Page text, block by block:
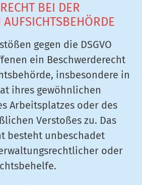
BEI DER
gegen die DSGVO
ein Beschwerderecht
insbesondere in
ihres gewöhnlichen
Arbeitsplatzes oder des
Verstoßes zu. Das
besteht unbeschadet
oder